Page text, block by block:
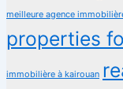
meilleure agence
properties
immobilière à kairouan